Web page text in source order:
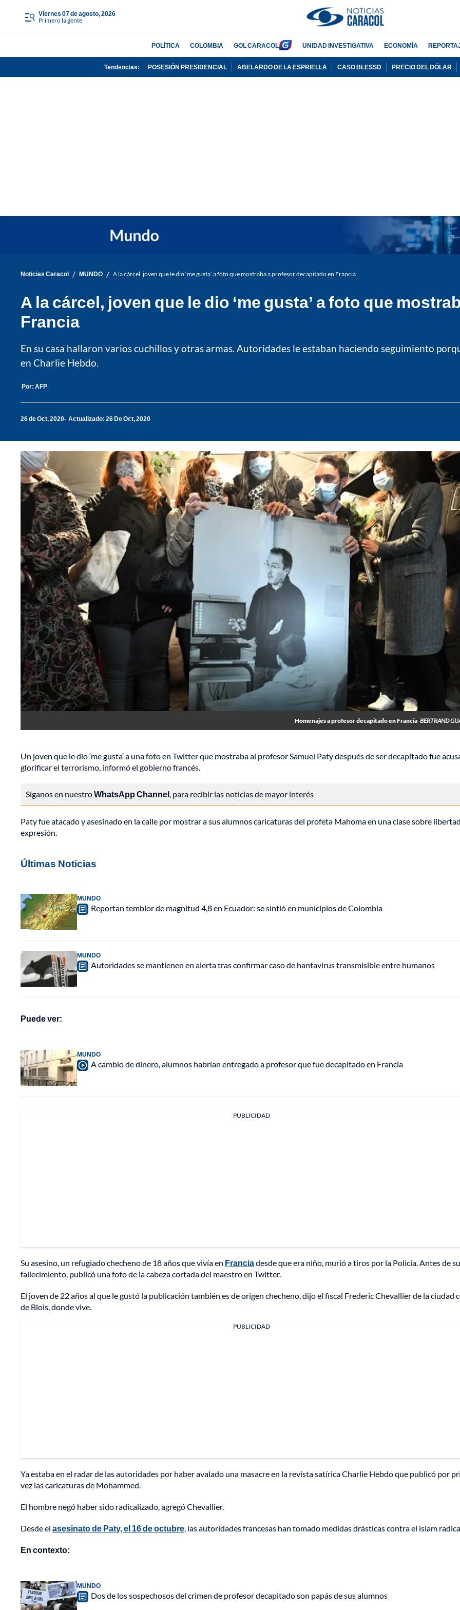
viernes 07 de agosto, 2026
Primero la gente
POLÍTICA COLOMBIA GOL CARACOL UNIDAD INVESTIGATIVA ECONOMÍA
Tendencias: POSESIÓN PRESIDENCIAL ABELARDO DE LA ESPRIELLA CASO BLESSD PRECIO DEL DÓLAR
Noticias Caracol / MUNDO / A la cárcel, joven que le dio ‘me gusta’ a foto que mostraba a profesor decapitado en Francia
A la cárcel, joven que le dio ‘me gusta’ a foto que
Francia
En su casa hallaron varios cuchillos y otras armas. Autoridades le estaban haciendo seguimiento
en Charlie Hebdo.
Por: AFP
26 de Oct, 2020 Actualizado: 26 De Oct, 2020
Homenajes a profesor decapitado en Francia BERTRAND
Un joven que le dio ‘me gusta’ a una foto en Twitter que mostraba al profesor Samuel Paty después de ser decapitado fue
glorificar el terrorismo, informó el gobierno francés.
Síganos en nuestroWhatsApp Channel, para recibir las noticias de mayor interés
Paty fue atacado y asesinado en la calle por mostrar a sus alumnos caricaturas del profeta Mahoma en una clase sobre
expresión.
Últimas Noticias
MUNDO
Reportan temblor de magnitud 4,8 en Ecuador: se sintió en municipios de Colombia
MUNDO
Autoridades se mantienen en alerta tras confirmar caso de hantavirus transmisible entre humanos
Puede ver:
MUNDO
A cambio de dinero, alumnos habrían entregado a profesor que fue decapitado en Francia
PUBLICIDAD
Su asesino, un refugiado checheno de 18 años que vivía en Franciadesde que era niño, murió a tiros por la Policía. Antes de su
fallecimiento, publicó una foto de la cabeza cortada del maestro en Twitter.
El joven de 22 años al que le gustó la publicación también es de origen checheno, dijo el fiscal Frederic Chevallier de la ciudad
de Blois, donde vive.
PUBLICIDAD
Ya estaba en el radar de las autoridades por haber avalado una masacre en la revista satírica Charlie Hebdo que publicó por
vez las caricaturas de Mohammed.
El hombre negó haber sido radicalizado, agregó Chevallier.
Desde el asesinato de Paty, el 16 de octubre, las autoridades francesas han tomado medidas drásticas contra el islam
En contexto:
MUNDO
Dos de los sospechosos del crimen de profesor decapitado son papás de sus alumnos